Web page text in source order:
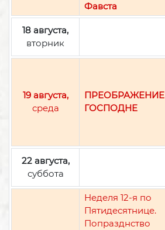
Фавста
18 августа,
вторник
19 августа,
среда
ПРЕОБРАЖЕНИЕ
ГОСПОДНЕ
22 августа,
суббота
Неделя 12-я по
Пятидесятнице.
Попразднство